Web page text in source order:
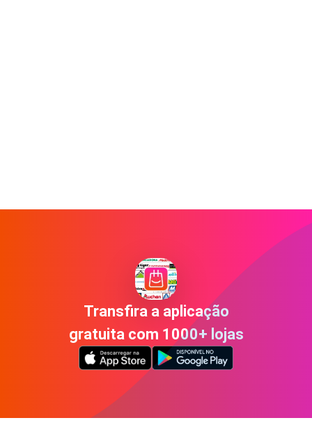
Transfira a aplicação
gratuita com 1000+ lojas